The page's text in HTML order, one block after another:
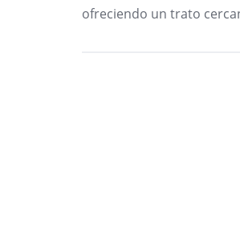
ofreciendo un trato